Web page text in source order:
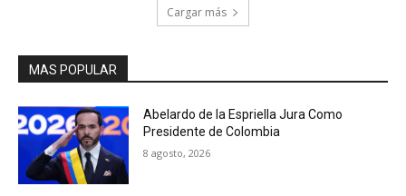
Cargar más
MAS POPULAR
Abelardo de la Espriella Jura Como
Presidente de Colombia
8 agosto, 2026